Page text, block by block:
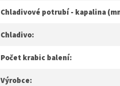
Chladivové potrubí - kapalina
Chladivo:
Počet krabic balení:
Výrobce: